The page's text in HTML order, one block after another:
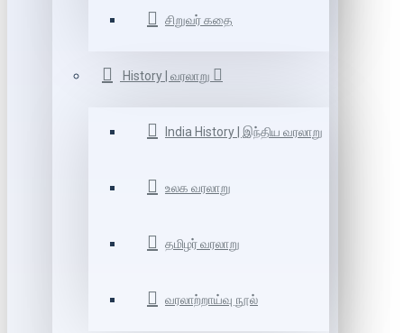
சிறுவர் கதை
History | வரலாறு
India History | இந்திய வரலாறு
உலக வரலாறு
தமிழர் வரலாறு
வரலாற்றாய்வு நூல்